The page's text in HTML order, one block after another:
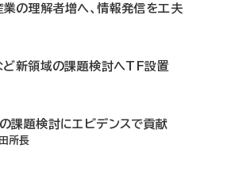
産業の理解者増へ、情報発信を工夫
ど新領域の課題検討へTF設置
の課題検討にエビデンスで貢献
所長